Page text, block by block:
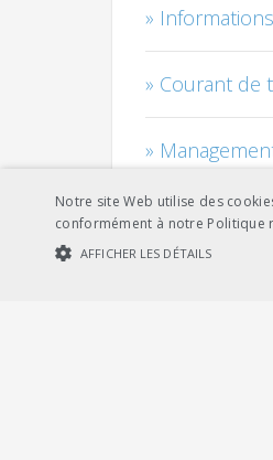
Courant de
Câbles
Notre site Web utilise des
conformément à notre Politique
AFFICHER LES DÉTAILS